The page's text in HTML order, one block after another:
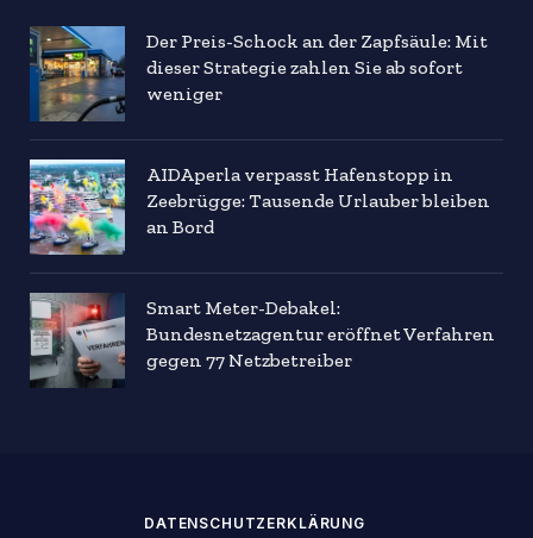
Der Preis-Schock an der Zapfsäule: Mit
dieser Strategie zahlen Sie ab sofort
weniger
AIDAperla verpasst Hafenstopp in
Zeebrügge: Tausende Urlauber bleiben
an Bord
Smart Meter-Debakel:
Bundesnetzagentur eröffnet Verfahren
gegen 77 Netzbetreiber
DATENSCHUTZERKLÄRUNG